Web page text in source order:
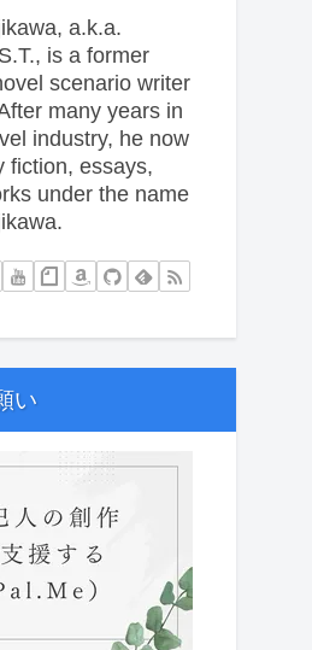
a.k.a.
is a former
scenario writer
many years in
industry, he now
fiction, essays,
under the name
い